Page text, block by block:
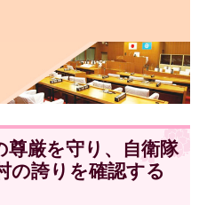
尊厳を守り、自衛隊
の誇りを確認する